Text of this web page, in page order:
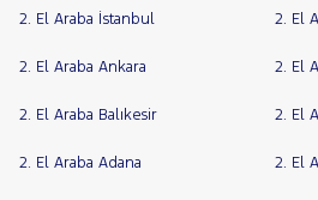
ISUZU
Iveco
2. El Araba İstanbul 2. El
2. El Araba Ankara 2. El
2. El Araba Balıkesir 2. El
2. El Araba Adana 2. El